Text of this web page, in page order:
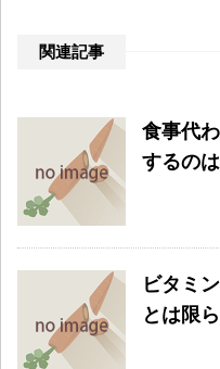
関連記事
食事代
するの
ビタミ
とは限